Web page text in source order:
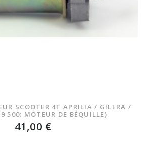
SCOOTER 4T APRILIA / GILERA /
500: MOTEUR DE BÉQUILLE)
41,00 €